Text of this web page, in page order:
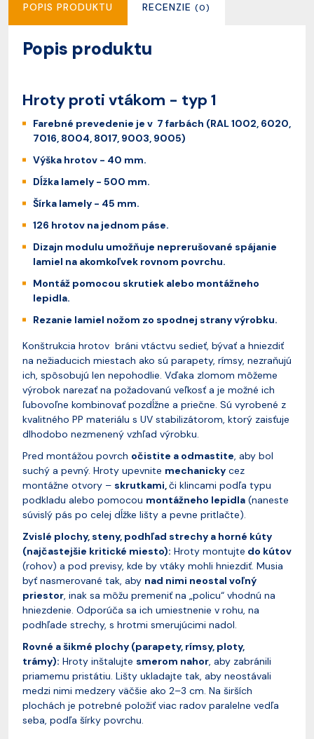
POPIS PRODUKTU RECENZIE (0)
Popis produktu
Hroty proti vtákom - typ 1
Farebné prevedenie je v 7 farbách (RAL 1002, 6020,
7016, 8004, 8017, 9003, 9005)
Výška hrotov - 40 mm.
Dĺžka lamely - 500 mm.
Šírka lamely - 45 mm.
126 hrotov na jednom páse.
Dizajn modulu umožňuje neprerušované spájanie
lamiel na akomkoľvek rovnom povrchu.
Montáž pomocou skrutiek alebo montážneho
lepidla.
Rezanie lamiel nožom zo spodnej strany výrobku.
Konštrukcia hrotov bráni vtáctvu sedieť, bývať a hniezdiť
na nežiaducich miestach ako sú parapety, rímsy, nezraňujú
ich, spôsobujú len nepohodlie. Vďaka zlomom môžeme
výrobok narezať na požadovanú veľkosť a je možné ich
ľubovoľne kombinovať pozdĺžne a priečne. Sú vyrobené z
kvalitného PP materiálu s UV stabilizátorom, ktorý zaisťuje
dlhodobo nezmenený vzhľad výrobku.
Pred montážou povrch očistite a odmastite, aby bol
suchý a pevný. Hroty upevnite mechanicky cez
montážne otvory – skrutkami,či klincami podľa typu
podkladu alebo pomocou montážneho lepidla (naneste
súvislý pás po celej dĺžke lišty a pevne pritlačte).
Zvislé plochy, steny, podhľad strechy a horné kúty
(najčastejšie kritické miesto): Hroty montujte do kútov
(rohov) a pod previsy, kde by vtáky mohli hniezdiť. Musia
byť nasmerované tak, aby nad nimi neostal voľný
priestor, inak sa môžu premeniť na „policu“ vhodnú na
hniezdenie. Odporúča sa ich umiestnenie v rohu, na
podhľade strechy, s hrotmi smerujúcimi nadol.
Rovné a šikmé plochy (parapety, rímsy, ploty,
trámy): Hroty inštalujte smerom nahor, aby zabránili
priamemu pristátiu. Lišty ukladajte tak, aby neostávali
medzi nimi medzery väčšie ako 2–3 cm. Na širších
plochách je potrebné položiť viac radov paralelne vedľa
seba, podľa šírky povrchu.